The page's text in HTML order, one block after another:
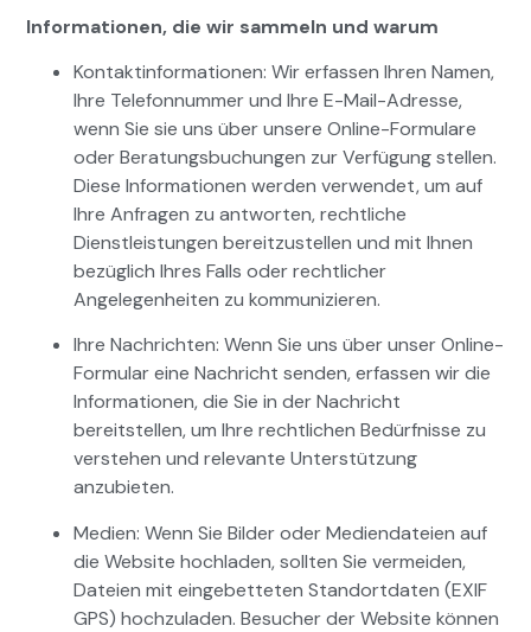
Informationen, die wir sammeln und warum
Kontaktinformationen: Wir erfassen Ihren Namen,
Ihre Telefonnummer und Ihre E-Mail-Adresse,
wenn Sie sie uns über unsere Online-Formulare
oder Beratungsbuchungen zur Verfügung stellen.
Diese Informationen werden verwendet, um auf
Ihre Anfragen zu antworten, rechtliche
Dienstleistungen bereitzustellen und mit Ihnen
bezüglich Ihres Falls oder rechtlicher
Angelegenheiten zu kommunizieren.
Ihre Nachrichten: Wenn Sie uns über unser Online-
Formular eine Nachricht senden, erfassen wir die
Informationen, die Sie in der Nachricht
bereitstellen, um Ihre rechtlichen Bedürfnisse zu
verstehen und relevante Unterstützung
anzubieten.
Medien: Wenn Sie Bilder oder Mediendateien auf
die Website hochladen, sollten Sie vermeiden,
Dateien mit eingebetteten Standortdaten (EXIF
GPS) hochzuladen. Besucher der Website können